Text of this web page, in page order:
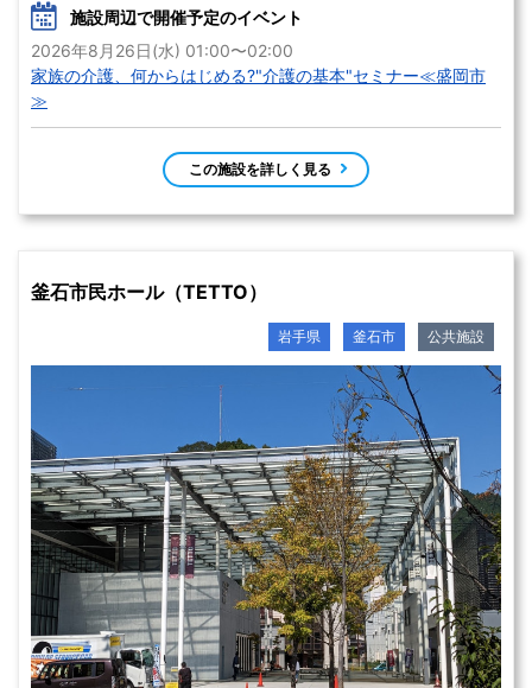
施設周辺で開催予定のイベント
2026年8月26日(水) 01:00〜02:00
家族の介護、何からはじめる?"介護の基本"セミナー≪盛岡市
≫
この施設を詳しく見る
釜石市民ホール（TETTO）
岩手県 釜石市 公共施設